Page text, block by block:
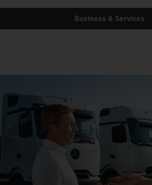
Business & Services